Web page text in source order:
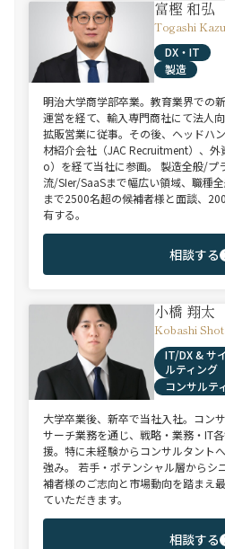
富樫 和弘
Togashi
DX・IT
製造
明治大学商学部卒業。教育業界での
運営を経て、輸入専門商社にて法人
拡販営業に従事。その後、ヘッドハ
材紹介会社（JAC Recruitment）、
o）を経て当社に参画。 製造全般/プ
流/SIer/SaaSまで幅広い領域、職種
まで2500名超の候補者様と面談、
有する。
相談する
小橋 翔太
Kobashi
IT/DX & サ
ルティング
コンサルテ
大学卒業後、新卒で当社入社。コン
サーチ業務を通じ、戦略・業務・IT
援。特に未経験からコンサルタント
強み。 若手・ポテンシャル層からシ
補者様のご志向と市場動向を踏まえ
ていただきます。
相談する